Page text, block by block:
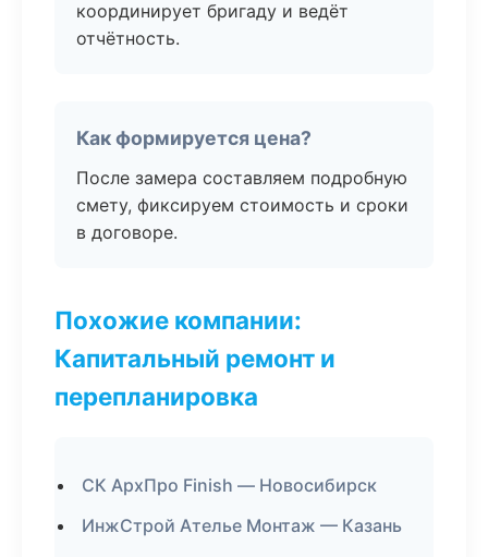
координирует бригаду и ведёт
отчётность.
Как формируется цена?
После замера составляем подробную
смету, фиксируем стоимость и сроки
в договоре.
Похожие компании:
Капитальный ремонт и
перепланировка
СК АрхПро Finish — Новосибирск
ИнжСтрой Ателье Монтаж — Казань